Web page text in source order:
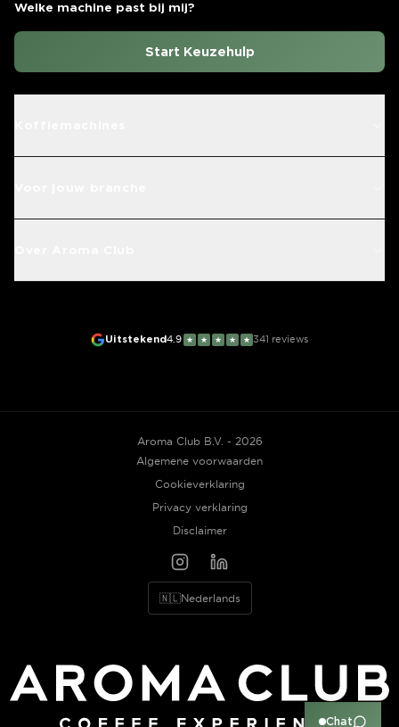
Welke machine past bij mij?
Start Keuzehulp
Uitstekend4.9 ★ ★ ★ ★ ★ 341 reviews
Aroma Club B.V. - 2026
Algemene voorwaarden
Cookieverklaring
Privacy verklaring
Disclaimer
🇳🇱Nederlands
Chat